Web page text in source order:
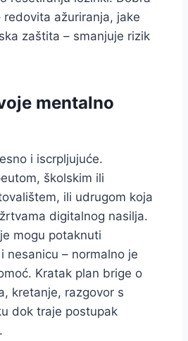
ažuriranja, jake
zaštita – smanjuje rizik
mentalno
i iscrpljujuće.
školskim ili
ili udrugom koja
digitalnog nasilja.
mogu potaknuti
nesanicu – normalno je
Kratak plan brige o
kretanje, razgovor s
dok traje postupak